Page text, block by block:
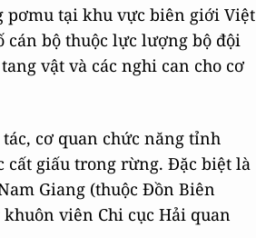
pơmu tại khu vực biên giới Việt
cán bộ thuộc lực lượng bộ đội
vật và các nghi can cho cơ
cơ quan chức năng tỉnh
cất giấu trong rừng. Đặc biệt là
Giang (thuộc Đồn Biên
viên Chi cục Hải quan